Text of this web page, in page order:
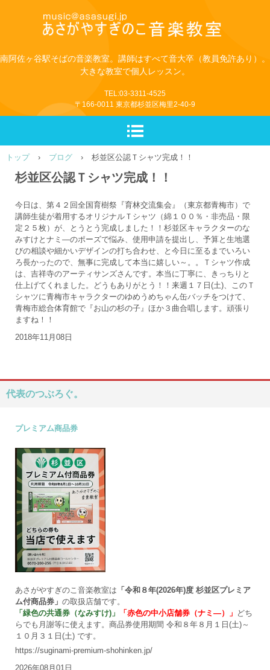
南阿佐ヶ谷駅そばの音楽教室。講師はすべて音大卒（教員免許あり）。
大きな教室で個人レッスン。
TEL:03-3311-4525
〒166-0011 東京都杉並区梅里2-40-9
トップ › ブログ › 杉並区公認Ｔシャツ完成！！
杉並区公認Ｔシャツ完成！！
今日は、第４２回全国育樹祭『育林交流集会』（東京都青梅市）で
講師生徒が着用するオリジナルＴシャツ（綿１００％・非売品・限
定２５枚）が、とうとう完成しました！！杉並区キャラクターのな
みすけとナミ―のポーズで悩み、使用申請を提出し、予算と生地選
びの相談や細かいデザインの打ち合わせ、と今日に至るまでいろい
ろ長かったので、無事に完成して本当に嬉しい～。。Ｔシャツ作成
は、吉祥寺のアーティサンズさんです。本当に丁寧に、きっちりと
仕上げてくれました。どうもありがとう！！来週１７日(土)、このＴ
シャツに青梅市キャラクターのゆめうめちゃん缶バッチをつけて、
青梅市総合体育館で『お山の杉の子』ほか３曲合唱します。頑張り
ますね！！
2018年11月08日
代表のつぶろぐ。
プレミアム商品券
あさがやすぎのこ音楽教室は 「令和８年(2026年)度 杉並区プレミア
ム付商品券」 の取扱店舗です。
「緑色の共通券（なみすけ)」
「赤色の中小店舗券（ナミ―）」 どち
らでも月謝等に使えます。商品券使用期間 令和８年８月１日(土)～
１０月３１日(土) です。
https://suginami-premium-shohinken.jp/
2026年08月01日